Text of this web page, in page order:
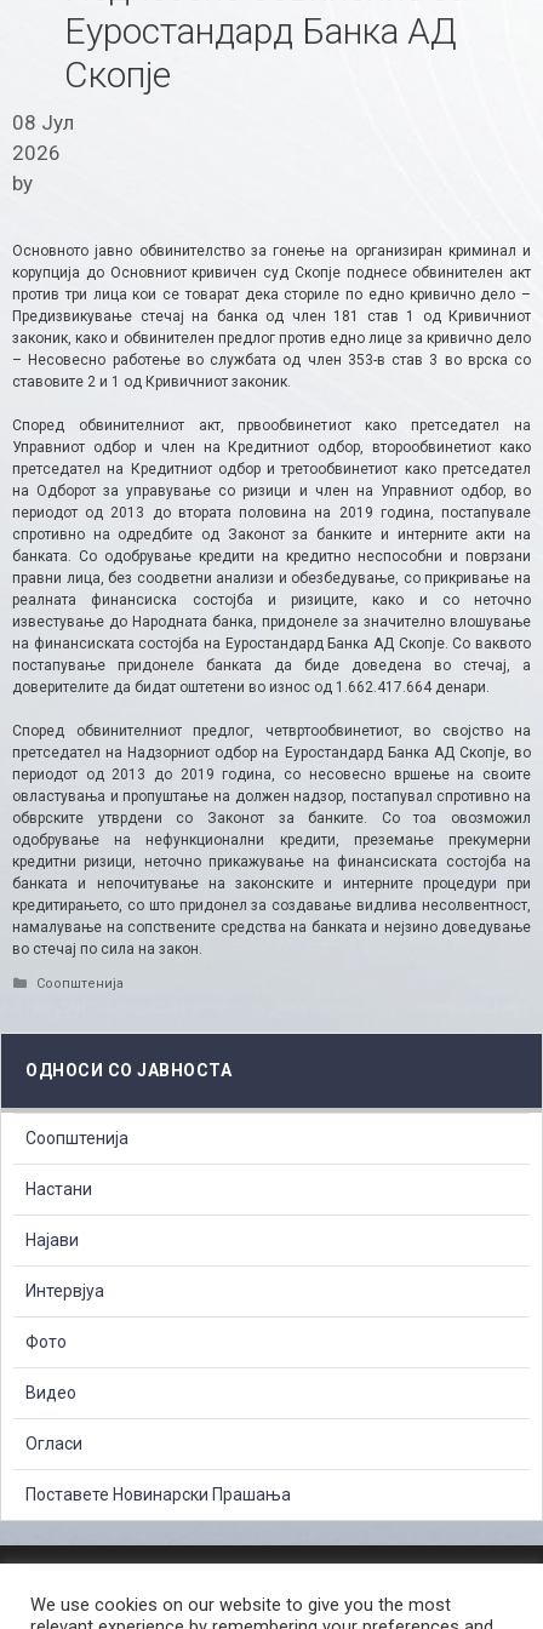
Еуростандард Банка АД
Скопје
08 Јул
2026
by
Основното јавно обвинителство за гонење на организиран криминал и
корупција до Основниот кривичен суд Скопје поднесе обвинителен акт
против три лица кои се товарат дека сториле по едно кривично дело –
Предизвикување стечај на банка од член 181 став 1 од Кривичниот
законик, како и обвинителен предлог против едно лице за кривично дело
– Несовесно работење во службата од член 353-в став 3 во врска со
ставовите 2 и 1 од Кривичниот законик.
Според обвинителниот акт, првообвинетиот како претседател на
Управниот одбор и член на Кредитниот одбор, второобвинетиот како
претседател на Кредитниот одбор и третообвинетиот како претседател
на Одборот за управување со ризици и член на Управниот одбор, во
периодот од 2013 до втората половина на 2019 година, постапувале
спротивно на одредбите од Законот за банките и интерните акти на
банката. Со одобрување кредити на кредитно неспособни и поврзани
правни лица, без соодветни анализи и обезбедување, со прикривање на
реалната финансиска состојба и ризиците, како и со неточно
известување до Народната банка, придонеле за значително влошување
на финансиската состојба на Еуростандард Банка АД Скопје. Со ваквото
постапување придонеле банката да биде доведена во стечај, а
доверителите да бидат оштетени во износ од 1.662.417.664 денари.
Според обвинителниот предлог, четвртообвинетиот, во својство на
претседател на Надзорниот одбор на Еуростандард Банка АД Скопје, во
периодот од 2013 до 2019 година, со несовесно вршење на своите
овластувања и пропуштање на должен надзор, постапувал спротивно на
обврските утврдени со Законот за банките. Со тоа овозможил
одобрување на нефункционални кредити, преземање прекумерни
кредитни ризици, неточно прикажување на финансиската состојба на
банката и непочитување на законските и интерните процедури при
кредитирањето, со што придонел за создавање видлива несолвентност,
намалување на сопствените средства на банката и нејзино доведување
во стечај по сила на закон.
Categories
Соопштенија
ОДНОСИ СО ЈАВНОСТА
Соопштенија
Настани
Најави
Интервјуа
Фото
Видео
Огласи
Поставете Новинарски Прашања
СЛОБОДЕН ПРИСТАП ДО ИНФОРМАЦИИ ОД ЈАВЕН КАРАКТЕР
We use cookies on our website to give you the most